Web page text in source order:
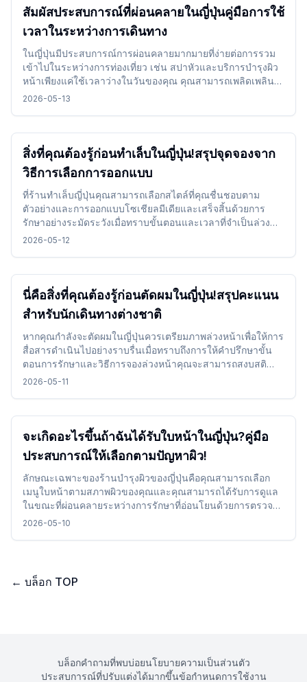
สัมผัสประสบการณ์ที่ผ่อนคลายในญี่ปุ่นคู่มือการใช้
เวลาในระหว่างการเดินทาง
ในญี่ปุ่นมีประสบการณ์การผ่อนคลายมากมายที่ง่ายต่อการรวม
เข้าไปในระหว่างการท่องเที่ยว เช่น สปาหัวและบริการบำรุงผิว
หน้าเพียงแค่ใช้เวลาว่างในวันของคุณ คุณสามารถเพลิดเพลิน
กับการเดินทางของคุณในขณะที่เปลี่ยนอารมณ์ของคุณได้โดย
2026-05-13
สิ่งที่คุณต้องรู้ก่อนทำเล็บในญี่ปุ่น!สรุปจุดจองจาก
วิธีการเลือกการออกแบบ
ที่ร้านทำเล็บญี่ปุ่นคุณสามารถเลือกสไตล์ที่คุณชื่นชอบตาม
ตัวอย่างและการออกแบบโซเชียลมีเดียและเสร็จสิ้นด้วยการ
รักษาอย่างระมัดระวังเมื่อทราบขั้นตอนและเวลาที่จำเป็นล่วง
หน้าคุณสามารถเพลิดเพลินไปกับประสบการณ์เล็บได้โดยไม่ยาก
2026-05-12
นี่คือสิ่งที่คุณต้องรู้ก่อนตัดผมในญี่ปุ่น!สรุปคะแนน
สำหรับนักเดินทางต่างชาติ
หากคุณกำลังจะตัดผมในญี่ปุ่นควรเตรียมภาพล่วงหน้าเพื่อให้การ
สื่อสารดำเนินไปอย่างราบรื่นเมื่อทราบถึงการให้คำปรึกษาขั้น
ตอนการรักษาและวิธีการจองล่วงหน้าคุณจะสามารถสงบสติ
อารมณ์และใช้ได้แม้ในขณะเดินทาง
2026-05-11
จะเกิดอะไรขึ้นถ้าฉันได้รับใบหน้าในญี่ปุ่น?คู่มือ
ประสบการณ์ให้เลือกตามปัญหาผิว!
ลักษณะเฉพาะของร้านบำรุงผิวของญี่ปุ่นคือคุณสามารถเลือก
เมนูใบหน้าตามสภาพผิวของคุณและคุณสามารถได้รับการดูแล
ในขณะที่ผ่อนคลายระหว่างการรักษาที่อ่อนโยนด้วยการตรวจ
สอบและเลือกรายละเอียดการรักษาเวลาและบรรยากาศร้าน
2026-05-10
← บล็อก TOP
บล็อกคำถามที่พบบ่อยนโยบายความเป็นส่วนตัว
ประสบการณ์ที่ปรับแต่งได้มากขึ้นข้อกำหนดการใช้งาน